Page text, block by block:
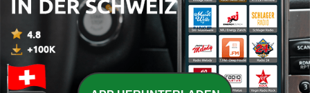
Sternengeschichten Le grand récit